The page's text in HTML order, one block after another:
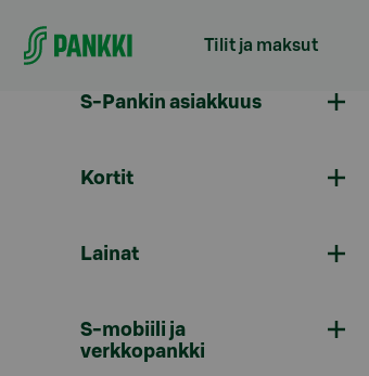
Tilit ja maksut
S-Pankin asiakkuus
Kortit
Lainat
S-mobiili ja
verkkopankki